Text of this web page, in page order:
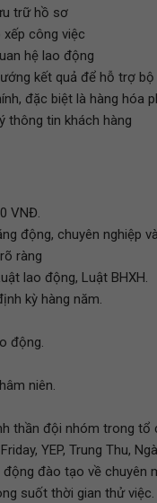
trữ hồ sơ
công việc
hệ lao động
kết quả để hỗ trợ bộ
đặc biệt là hàng hóa
thông tin khách hàng
VNĐ.
động, chuyên nghiệp
ràng
lao động, Luật BHXH.
kỳ hàng năm.
động.
niên.
thần đội nhóm trong tổ
YEP, Trung Thu,
đào tạo về chuyên
suốt thời gian thử việc.